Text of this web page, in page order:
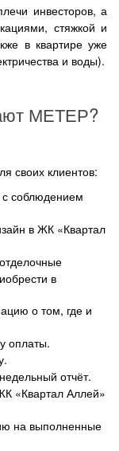
инвесторов, а
стяжкой и
в квартире уже
и воды).
МЕТЕР?
своих клиентов:
с соблюдением
в ЖК «Квартал
в
о том, где и
оплаты.
отчёт.
«Квартал Аллей»
на выполненные